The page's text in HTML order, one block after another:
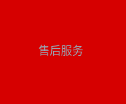
售后服务